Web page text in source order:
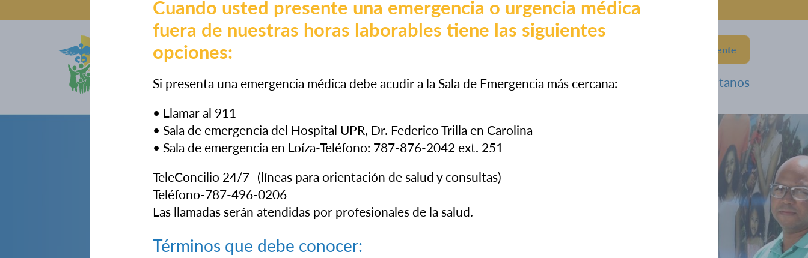
Portal del Paciente
Sobre Nosotros
Servicios Localidades Nuestros Beneficios Eventos Contáctanos
Cuando usted presente una emergencia o urgencia médica
fuera de nuestras horas laborables tiene las siguientes
opciones:
Si presenta una emergencia médica debe acudir a la Sala de Emergencia más cercana:
• Llamar al 911
• Sala de emergencia del Hospital UPR, Dr. Federico Trilla en Carolina
• Sala de emergencia en Loíza-Teléfono: 787-876-2042 ext. 251
TeleConcilio 24/7- (líneas para orientación de salud y consultas)
Teléfono-787-496-0206
Las llamadas serán atendidas por profesionales de la salud.
Términos que debe conocer: